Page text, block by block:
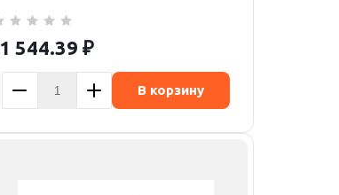
1 544.39 ₽
В корзину